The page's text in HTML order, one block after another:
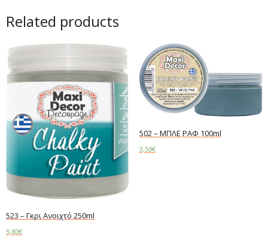
Related products
523 – Γκρι Ανοιχτό 250ml
5,80€
502 – ΜΠΛΕ ΡΑΦ 100ml
3,50€